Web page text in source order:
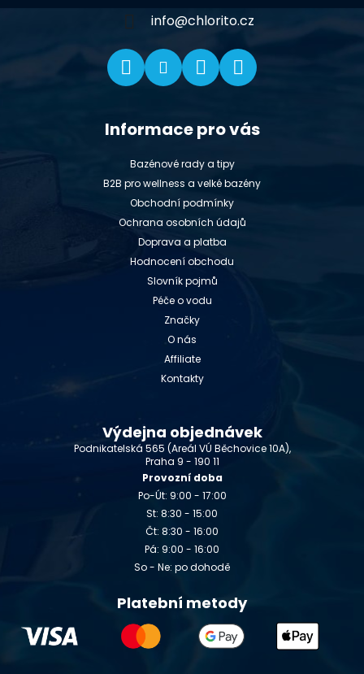
info@chlorito.cz
Informace pro vás
Bazénové rady a tipy
B2B pro wellness a velké bazény
Obchodní podmínky
Ochrana osobních údajů
Doprava a platba
Hodnocení obchodu
Slovník pojmů
Péče o vodu
Značky
O nás
Affiliate
Kontakty
Výdejna objednávek
Podnikatelská 565 (Areál VÚ Běchovice 10A),
Praha 9 - 190 11
Provozní doba
Po-Út: 9:00 - 17:00
St: 8:30 - 15:00
Čt: 8:30 - 16:00
Pá: 9:00 - 16:00
So - Ne: po dohodě
Platební metody